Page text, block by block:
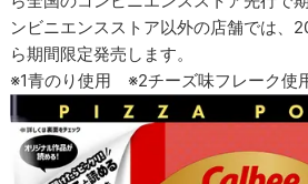
ンビニエンスストア以外の店舗では、
ら期間限定発売します。
※1青のり使用 ※2チーズ味フレーク使